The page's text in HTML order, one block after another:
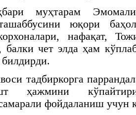
муҳтарам
юқори
нафақат,
балки чет элда ҳам
тадбиркорга
ҳажмини
фойдаланиш учун